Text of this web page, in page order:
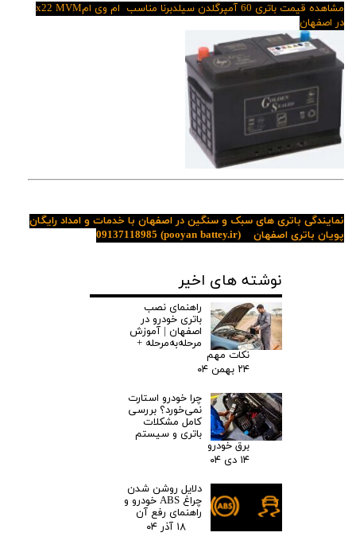
مشاهده قیمت باتری 60 آمپرگلدن سیلدبرنا مناسب ام وی ام x22 MVM
در اصفهان
نمایندگی باتری های سبک و سنگین در اصفهان با خدمات و امداد رایگان
پویان باتری اصفهان
(pooyan battey.ir)
09137118985
نوشته های اخیر
راهنمای نصب
باتری خودرو در
اصفهان | آموزش
مرحله‌به‌مرحله +
نکات مهم
۲۴ بهمن ۰۴
چرا خودرو استارت
نمی‌خورد؟ بررسی
کامل مشکلات
باتری و سیستم
برق خودرو
۱۴ دی ۰۴
دلایل روشن شدن
چراغ ABS خودرو و
راهنمای رفع آن
۱۸ آذر ۰۴